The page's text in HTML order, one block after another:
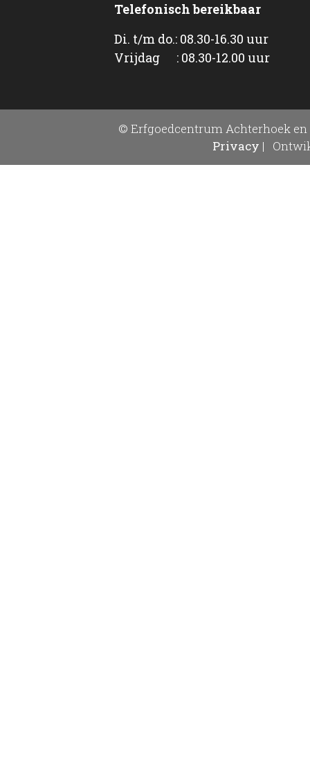
Telefonisch bereikbaar
Di. t/m do.: 08.30-16.30 uur
Vrijdag : 08.30-12.00 uur
© Erfgoedcentrum Achterhoek en
Privacy |